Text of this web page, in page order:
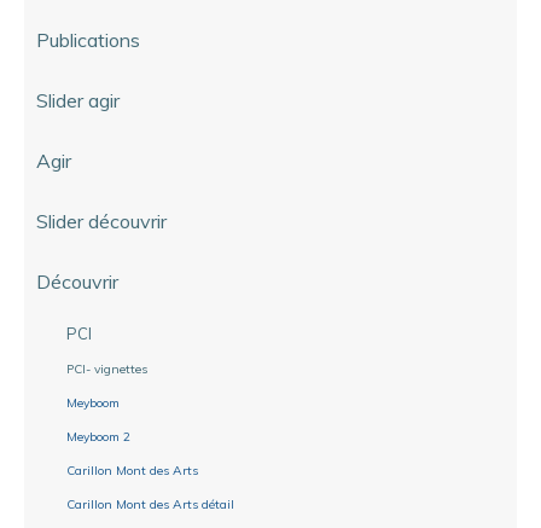
Publications
Slider agir
Agir
Slider découvrir
Découvrir
PCI
PCI- vignettes
Meyboom
Meyboom 2
Carillon Mont des Arts
Carillon Mont des Arts détail